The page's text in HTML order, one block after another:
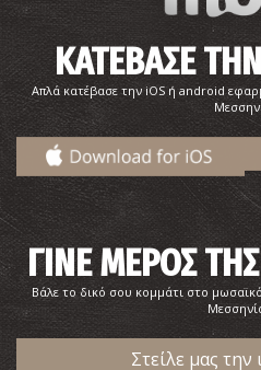
ΚΑΤΕΒΑΣΕ
Απλά κατέβασε την iOS ή android
ΓΙΝΕ ΜΕΡΟΣ
Βάλε το δικό σου κομμάτι στο
Στείλε μας την